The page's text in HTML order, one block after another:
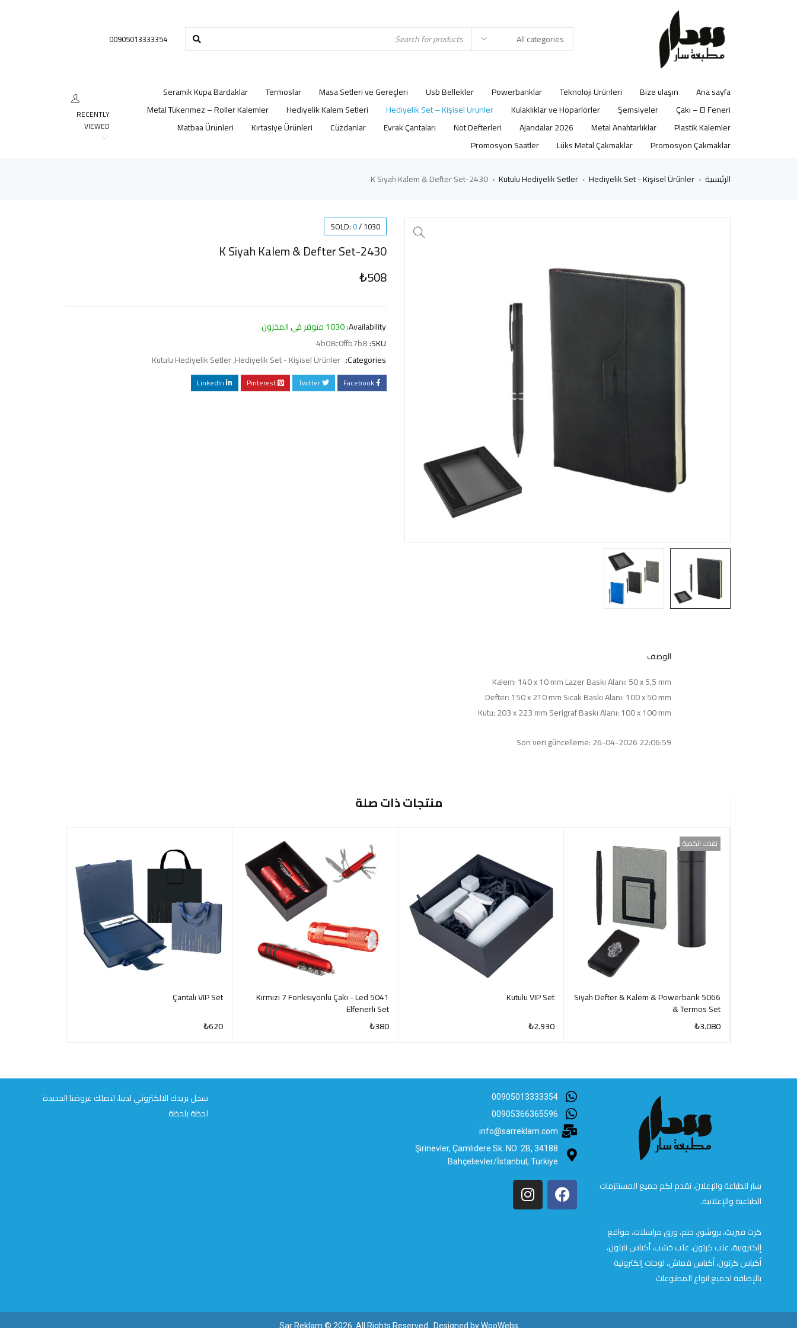
00905013333354
Ana sayfa
Bize ulaşın
Teknoloji Ürünleri
Powerbanklar
Usb Bellekler
Masa Setleri ve Gereçleri
Termoslar
Seramik Kupa Bardaklar
Çakı – El Feneri
Şemsiyeler
Kulaklıklar ve Hoparlörler
Hediyelik Set – Kişisel Ürünler
Hediyelik Kalem Setleri
Metal Tükenmez – Roller Kalemler
Plastik Kalemler
Metal Anahtarlıklar
2026 Ajandalar
Not Defterleri
Evrak Çantaları
Cüzdanlar
Kırtasiye Ürünleri
Matbaa Ürünleri
Promosyon Çakmaklar
Lüks Metal Çakmaklar
Promosyon Saatler
RECENTLY
VIEWED
الرئيسية ›
Hediyelik Set - Kişisel Ürünler
›
Kutulu Hediyelik Setler
›
2430-K Siyah Kalem & Defter Set
SOLD: 0/1030
2430-K Siyah Kalem & Defter Set
₺508
Availability: 1030 متوفر في المخزون
SKU:
4b08c0ffb7b8
Categories:
Hediyelik Set - Kişisel Ürünler
,
Kutulu Hediyelik Setler
Facebook
Twitter
Pinterest
LinkedIn
الوصف
Kalem: 140 x 10 mm Lazer Baskı Alanı: 50 x 5,5 mm
Defter: 150 x 210 mm Sıcak Baskı Alanı: 100 x 50 mm
Kutu: 203 x 223 mm Serigraf Baskı Alanı: 100 x 100 mm
Son veri güncelleme: 26-04-2026 22:06:59
منتجات ذات صلة
نفذت الكمية
5066 Siyah Defter & Kalem & Powerbank
& Termos Set
₺3.080
Kutulu VIP Set
₺2.930
5041 Kırmızı 7 Fonksiyonlu Çakı - Led
Elfenerli Set
₺380
Çantalı VIP Set
₺620
سار للطباعة والإعلان، نقدم لكم جميع المستلزمات
الطباعية والإعلانية.
كرت فيزيت، بروشور، ختم، ورق مراسلات، مواقع
إلكترونية، علب كرتون، علب خشب، أكياس نايلون،
أكياس كرتون، أكياس قماش، لوحات إلكترونية
بالإضافة لجميع انواع المطبوعات
00905013333354
00905366365596
info@sarreklam.com
Şirinevler, Çamlıdere Sk. NO: 2B, 34188
Bahçelievler/İstanbul, Türkiye
سجل بريدك الالكتروني لدينا، لتصلك عروضنا الجديدة
لحظة بلحظة
Sar Reklam © 2026. All Rights Reserved. Designed byWooWebs